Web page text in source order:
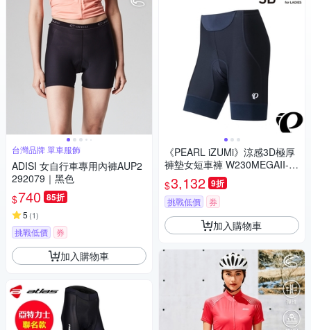
台灣品牌 單車服飾
ADISI 女自行車專用內褲AUP2
292079｜黑色
$740 85折
5 (1)
挑戰低價 券
加入購物車
《PEARL iZUMi》涼感3D極厚
褲墊女短車褲 W230MEGAII-1
黑 抗UV Coldshade 日本製/初
學者/長途/自行車/運動
$3,132 9折
挑戰低價 券
加入購物車